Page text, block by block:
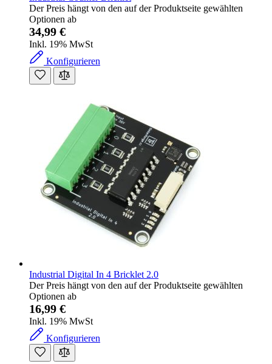
Der Preis hängt von den auf der Produktseite gewählten
Optionen ab
34,99 €
Inkl. 19% MwSt
Konfigurieren
Industrial Digital In 4 Bricklet 2.0
Der Preis hängt von den auf der Produktseite gewählten
Optionen ab
16,99 €
Inkl. 19% MwSt
Konfigurieren